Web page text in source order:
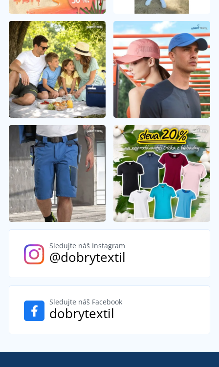
Sledujte náš Instagram
@dobrytextil
Sledujte náš Facebook
dobrytextil